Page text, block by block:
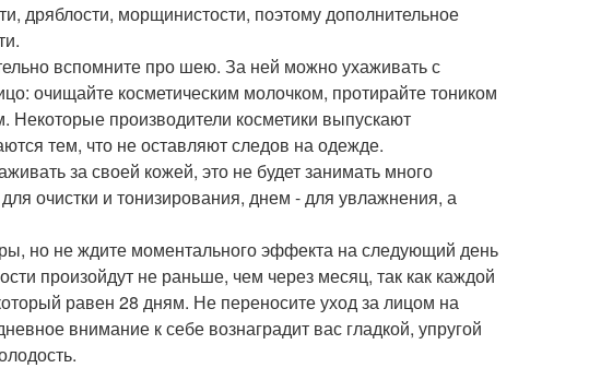
дряблости, морщинистости, поэтому дополнительное
вспомните про шею. За ней можно ухаживать с
очищайте косметическим молочком, протирайте тоником
Некоторые производители косметики выпускают
тем, что не оставляют следов на одежде.
за своей кожей, это не будет занимать много
очистки и тонизирования, днем - для увлажнения, а
но не ждите моментального эффекта на следующий день
произойдут не раньше, чем через месяц, так как каждой
равен 28 дням. Не переносите уход за лицом на
внимание к себе вознаградит вас гладкой, упругой